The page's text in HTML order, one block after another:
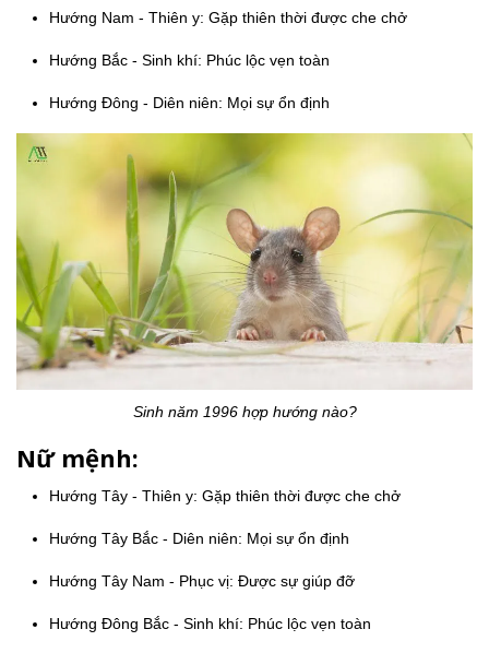
Hướng Nam - Thiên y: Gặp thiên thời được che chở
Hướng Bắc - Sinh khí: Phúc lộc vẹn toàn
Hướng Đông - Diên niên: Mọi sự ổn định
Sinh năm 1996 hợp hướng nào?
Nữ mệnh:
Hướng Tây - Thiên y: Gặp thiên thời được che chở
Hướng Tây Bắc - Diên niên: Mọi sự ổn định
Hướng Tây Nam - Phục vị: Được sự giúp đỡ
Hướng Đông Bắc - Sinh khí: Phúc lộc vẹn toàn